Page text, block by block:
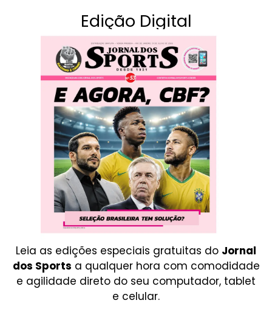
Edição Digital
Leia as edições especiais gratuitas do Jornal
dos Sports a qualquer hora com comodidade
e agilidade direto do seu computador, tablet
e celular.